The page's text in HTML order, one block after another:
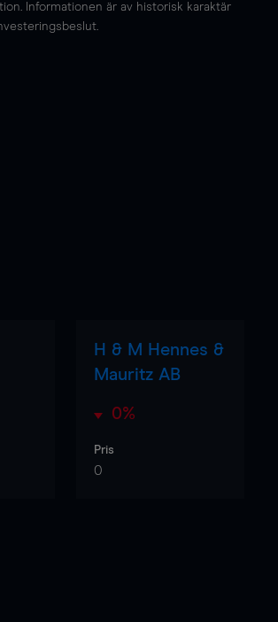
Informationen är av historisk karaktär
H & M Hennes &
Mauritz AB
0%
Pris
0